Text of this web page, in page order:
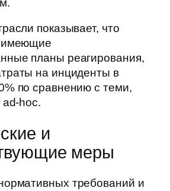
показывает, что
имеющие
планы реагирования,
на инциденты в
по сравнению с теми,
ad-hoc.
и
меры
требований и